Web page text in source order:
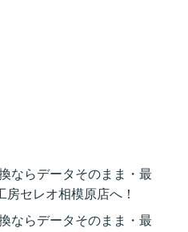
ならデータそのまま・最
セレオ相模原店へ！
ならデータそのまま・最